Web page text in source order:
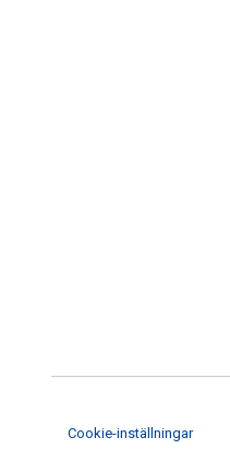
Cookie-inställningar